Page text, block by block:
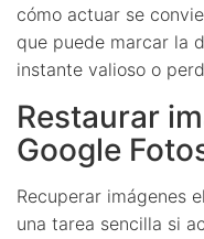
cómo actuar se
que puede marcar la
instante valioso o
Restaurar
Google
Recuperar imágenes
una tarea sencilla si